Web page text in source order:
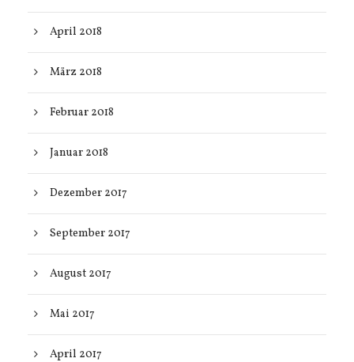
April 2018
März 2018
Februar 2018
Januar 2018
Dezember 2017
September 2017
August 2017
Mai 2017
April 2017